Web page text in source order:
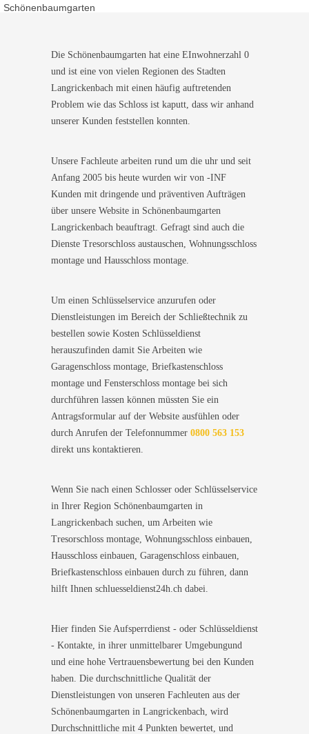
Monteur war in 30 Minuten da. Schnelle Hilfe, fairer Preis und
Schönenbaumgarten
Die Schönenbaumgarten hat eine EInwohnerzahl 0
und ist eine von vielen Regionen des Stadten
Langrickenbach mit einen häufig auftretenden
Problem wie das Schloss ist kaputt, dass wir anhand
unserer Kunden feststellen konnten.
Unsere Fachleute arbeiten rund um die uhr und seit
Anfang 2005 bis heute wurden wir von -INF
Kunden mit dringende und präventiven Aufträgen
über unsere Website in Schönenbaumgarten
Langrickenbach beauftragt. Gefragt sind auch die
Dienste Tresorschloss austauschen, Wohnungsschloss
montage und Hausschloss montage.
Um einen Schlüsselservice anzurufen oder
Dienstleistungen im Bereich der Schließtechnik zu
bestellen sowie Kosten Schlüsseldienst
herauszufinden damit Sie Arbeiten wie
Garagenschloss montage, Briefkastenschloss
montage und Fensterschloss montage bei sich
durchführen lassen können müssten Sie ein
Antragsformular auf der Website ausfühlen oder
durch Anrufen der Telefonnummer 0800 563 153
direkt uns kontaktieren.
Wenn Sie nach einen Schlosser oder Schlüsselservice
in Ihrer Region Schönenbaumgarten in
Langrickenbach suchen, um Arbeiten wie
Tresorschloss montage, Wohnungsschloss einbauen,
Hausschloss einbauen, Garagenschloss einbauen,
Briefkastenschloss einbauen durch zu führen, dann
hilft Ihnen schluesseldienst24h.ch dabei.
Hier finden Sie Aufsperrdienst - oder Schlüsseldienst
- Kontakte, in ihrer unmittelbarer Umgebungund
und eine hohe Vertrauensbewertung bei den Kunden
haben. Die durchschnittliche Qualität der
Dienstleistungen von unseren Fachleuten aus der
Schönenbaumgarten in Langrickenbach, wird
Durchschnittliche mit 4 Punkten bewertet, und